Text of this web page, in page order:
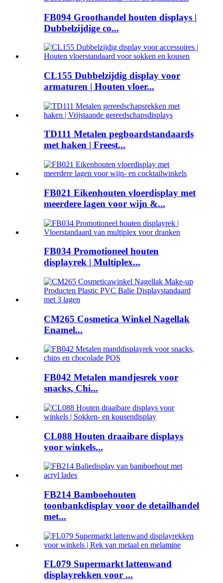
FB094 Groothandel houten displays |
Dubbelzijdige co...
CL155 Dubbelzijdig display voor
armaturen | Houten vloer...
TD111 Metalen pegboardstandaards
met haken | Freest...
FB021 Eikenhouten vloerdisplay met
meerdere lagen voor wijn &...
FB034 Promotioneel houten
displayrek | Multiplex...
CM265 Cosmetica Winkel Nagellak
Enamel...
FB042 Metalen mandjesrek voor
snacks, Chi...
CL088 Houten draaibare displays
voor winkels...
FB214 Bamboehouten
toonbankdisplay voor de detailhandel
met...
FL079 Supermarkt lattenwand
displayrekken voor ...